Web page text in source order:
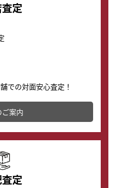
定
での対面安心査定！
渋谷本店では、時計販売の
出してお得に新しい時計
案内
定